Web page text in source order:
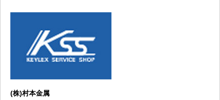
(株)村本金属